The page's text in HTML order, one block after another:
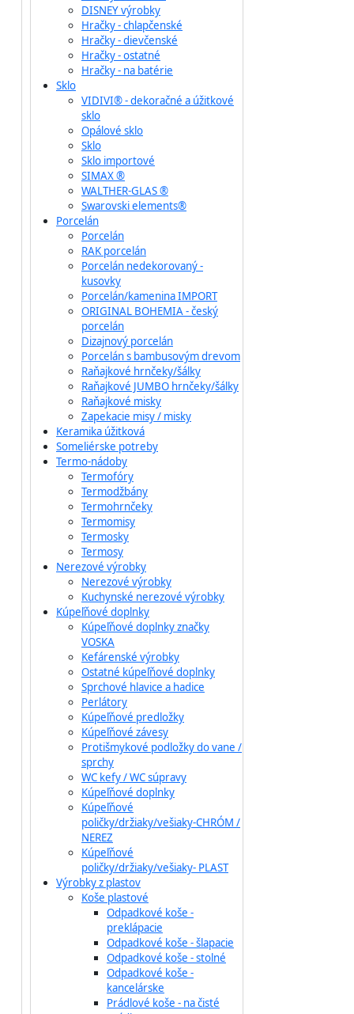
DISNEY výrobky
Hračky - chlapčenské
Hračky - dievčenské
Hračky - ostatné
Hračky - na batérie
Sklo
VIDIVI® - dekoračné a úžitkové
sklo
Opálové sklo
Sklo
Sklo importové
SIMAX ®
WALTHER-GLAS ®
Swarovski elements®
Porcelán
Porcelán
RAK porcelán
Porcelán nedekorovaný -
kusovky
Porcelán/kamenina IMPORT
ORIGINAL BOHEMIA - český
porcelán
Dizajnový porcelán
Porcelán s bambusovým drevom
Raňajkové hrnčeky/šálky
Raňajkové JUMBO hrnčeky/šálky
Raňajkové misky
Zapekacie misy / misky
Keramika úžitková
Someliérske potreby
Termo-nádoby
Termofóry
Termodžbány
Termohrnčeky
Termomisy
Termosky
Termosy
Nerezové výrobky
Nerezové výrobky
Kuchynské nerezové výrobky
Kúpeľňové doplnky
Kúpeľňové doplnky značky
VOSKA
Kefárenské výrobky
Ostatné kúpeľňové doplnky
Sprchové hlavice a hadice
Perlátory
Kúpeľňové predložky
Kúpeľňové závesy
Protišmykové podložky do vane /
sprchy
WC kefy / WC súpravy
Kúpeľňové doplnky
Kúpeľňové
poličky/držiaky/vešiaky-CHRÓM /
NEREZ
Kúpeľňové
poličky/držiaky/vešiaky- PLAST
Výrobky z plastov
Koše plastové
Odpadkové koše -
preklápacie
Odpadkové koše - šlapacie
Odpadkové koše - stolné
Odpadkové koše -
kancelárske
Prádlové koše - na čisté